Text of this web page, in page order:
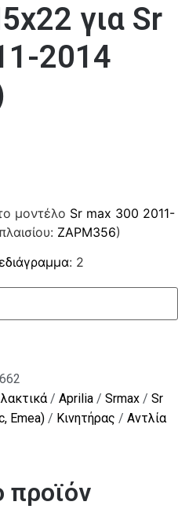
για Sr
2014
μοντέλο Sr max 300 2011-
ZAPM356)
: 2
/ Aprilia / Srmax / Sr
Emea) / Κινητήρας / Αντλία
προϊόν